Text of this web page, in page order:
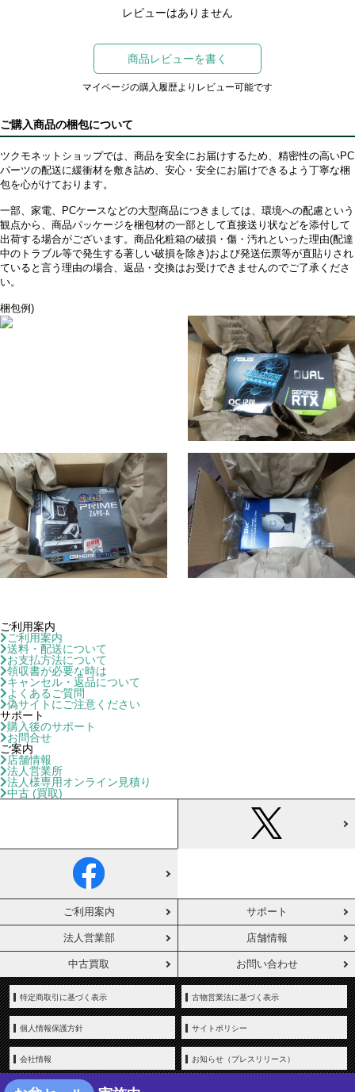
レビューはありません
商品レビューを書く
マイページの購入履歴よりレビュー可能です
ご購入商品の梱包について
ツクモネットショップでは、商品を安全にお届けするため、精密性の高いPC
パーツの配送に緩衝材を敷き詰め、安心・安全にお届けできるよう丁寧な梱
包を心がけております。
一部、家電、PCケースなどの大型商品につきましては、環境への配慮という
観点から、商品パッケージを梱包材の一部として直接送り状などを添付して
出荷する場合がございます。商品化粧箱の破損・傷・汚れといった理由(配達
中のトラブル等で発生する著しい破損を除き)および発送伝票等が直貼りされ
ていると言う理由の場合、返品・交換はお受けできませんのでご了承くださ
い。
梱包例)
ご利用案内
ご利用案内
送料・配送について
お支払方法について
領収書が必要な時は
キャンセル・返品について
よくあるご質問
偽サイトにご注意ください
サポート
購入後のサポート
お問合せ
ご案内
店舗情報
法人営業所
法人様専用オンライン見積り
中古 (買取)
ご利用案内 サポート
法人営業部 店舗情報
中古買取 お問い合わせ
特定商取引に基づく表示 古物営業法に基づく表示
個人情報保護方針 サイトポリシー
会社情報 お知らせ（プレスリリース）